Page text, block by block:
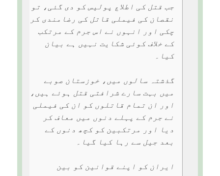
جب قتل کی اطلاع پولیس کو دی گئی، تو
نقصان کی فیملی قاتل کی رضامندی کر
چکی اور انہوں نے اس جرم کے مرتکب
کے خلاف کوئی شکایت نہیں ہے بیان
کیا۔
گذشتہ سالوں میں، خوزستان صوبے
میں بہت سارے شرافتی قتل ہوئے ہیں،
اور ان تمام قاتلوں کو ان کی فیملی
نے جرم کے پہلے دنوں میں معاف کر
دیا اور مرتکبین کو کچھ دنوں کے
بعد جیل سے رہا کیا گیا۔
ایران کو اپنے قوانین کو بین